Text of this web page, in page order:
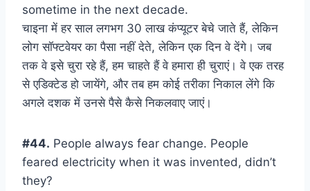
sometime in the next decade.
चाइना में हर साल लगभग 30 लाख कंप्यूटर बेचे जाते हैं, लेकिन
लोग सॉफ्टवेयर का पैसा नहीं देते, लेकिन एक दिन वे देंगे। जब
तक वे इसे चुरा रहे हैं, हम चाहते हैं वे हमारा ही चुराएं। वे एक तरह
से एडिक्टेड हो जायेंगे, और तब हम कोई तरीका निकाल लेंगे कि
अगले दशक में उनसे पैसे कैसे निकलवाए जाएं।
#44. People always fear change. People
feared electricity when it was invented, didn’t
they?